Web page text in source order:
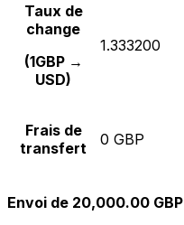
Taux de
change
(1GBP →
USD)
1.333200
Frais de
transfert
0 GBP
Envoi de 20,000.00 GBP